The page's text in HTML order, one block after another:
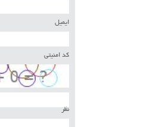
ایمیل
کد امنیتی
نظر